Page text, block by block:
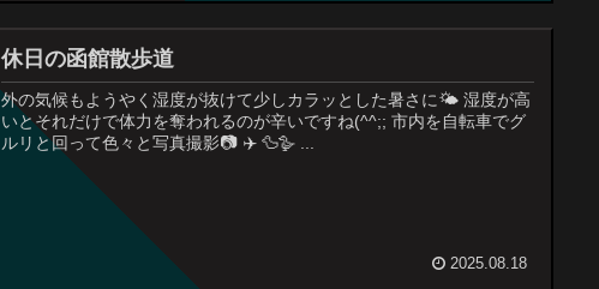
休日の函館散歩道
外の気候もようやく湿度が抜けて少しカラッとした暑さに🌤️ 湿度が高
いとそれだけで体力を奪われるのが辛いですね(^^;; 市内を自転車でグ
ルリと回って色々と写真撮影📷 ✈️ 🦆🪿 ...
2025.08.18